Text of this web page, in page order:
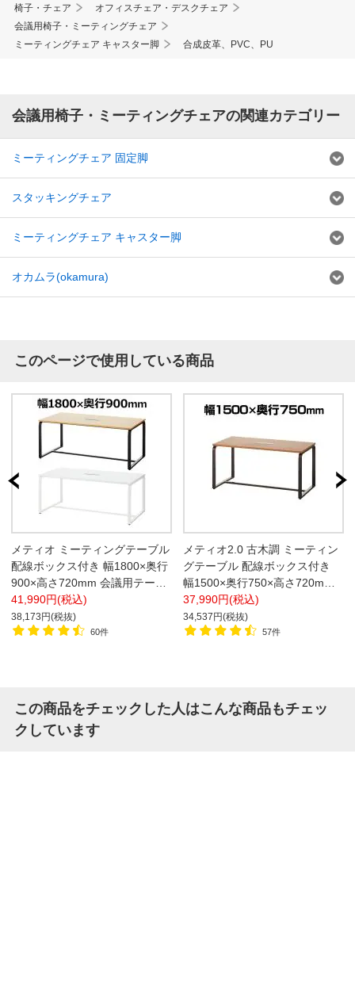
椅子・チェア
オフィスチェア・デスクチェア
会議用椅子・ミーティングチェア
ミーティングチェア キャスター脚
合成皮革、PVC、PU
会議用椅子・ミーティングチェアの関連カテゴリー
ミーティングチェア 固定脚
スタッキングチェア
ミーティングチェア キャスター脚
オカムラ(okamura)
このページで使用している商品
メティオ ミーティングテーブル
配線ボックス付き 幅1800×奥行
900×高さ720mm 会議用テーブ
ル 応接テーブル【ホワイト:販
売終了】
41,990円(税込)
38,173円(税抜)
60件
メティオ2.0 古木調 ミーティン
グテーブル 配線ボックス付き
幅1500×奥行750×高さ720mm
ワークテーブル 会議用テーブル
37,990円(税込)
34,537円(税抜)
57件
この商品をチェックした人はこんな商品もチェッ
クしています